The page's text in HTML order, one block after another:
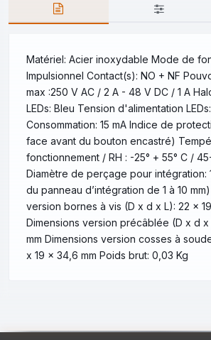
Matériel: Acier inoxydable Mode de
Impulsionnel Contact(s): NO + NF
max :250 V AC / 2 A - 48 V DC / 1 A
LEDs: Bleu Tension d'alimentation
Consommation: 15 mA Indice de
face avant du bouton encastré)
fonctionnement / RH : -25° + 55° C /
Diamètre de perçage pour intégration:
du panneau d’intégration de 1 à 10
version bornes à vis (D x d x L): 22 x
Dimensions version précâblée (D x d x
mm Dimensions version cosses à
x 19 x 34,6 mm Poids brut: 0,03 Kg